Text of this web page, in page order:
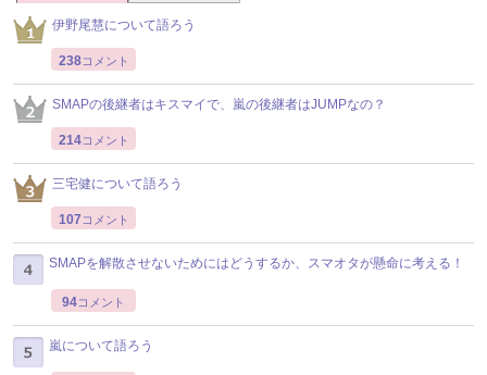
伊野尾慧について語ろう
238コメント
SMAPの後継者はキスマイで、嵐の後継者はJUMPなの？
214コメント
三宅健について語ろう
107 コメント
SMAPを解散させないためにはどうするか、スマオタが懸命に考える！
94コメント
嵐について語ろう